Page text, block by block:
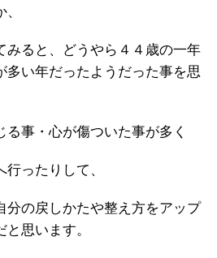
みると、どうやら４４歳の一年
多い年だったようだった事を思
事・心が傷ついた事が多く
ったりして、
分の戻しかたや整え方をアップ
思います。